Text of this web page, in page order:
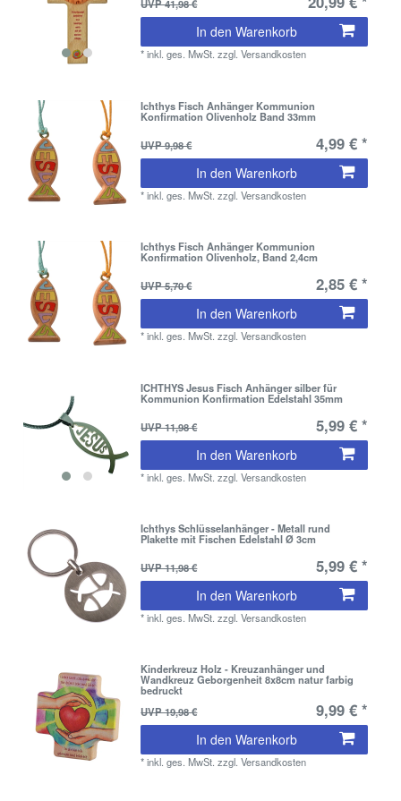
UVP 41,98 €
In den Warenkorb
*inkl. ges. MwSt. zzgl.Versandkosten
Ichthys Fisch Anhänger Kommunion
Konfirmation Olivenholz Band 33mm
UVP 9,98 €
4,99 € *
In den Warenkorb
*inkl. ges. MwSt. zzgl.Versandkosten
Ichthys Fisch Anhänger Kommunion
Konfirmation Olivenholz, Band 2,4cm
UVP 5,70 €
2,85 € *
In den Warenkorb
*inkl. ges. MwSt. zzgl.Versandkosten
ICHTHYS Jesus Fisch Anhänger silber für
Kommunion Konfirmation Edelstahl 35mm
UVP 11,98 €
5,99 € *
In den Warenkorb
*inkl. ges. MwSt. zzgl.Versandkosten
Ichthys Schlüsselanhänger - Metall rund
Plakette mit Fischen Edelstahl Ø 3cm
UVP 11,98 €
5,99 € *
In den Warenkorb
*inkl. ges. MwSt. zzgl.Versandkosten
Kinderkreuz Holz - Kreuzanhänger und
Wandkreuz Geborgenheit 8x8cm natur farbig
bedruckt
UVP 19,98 €
9,99 € *
In den Warenkorb
*inkl. ges. MwSt. zzgl.Versandkosten